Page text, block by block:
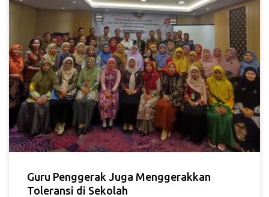
Guru Penggerak Juga Menggerakkan
Toleransi di Sekolah